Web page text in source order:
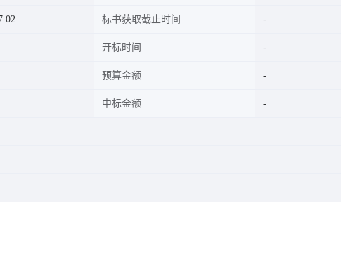
标书获取截止时间
开标时间
预算金额
中标金额